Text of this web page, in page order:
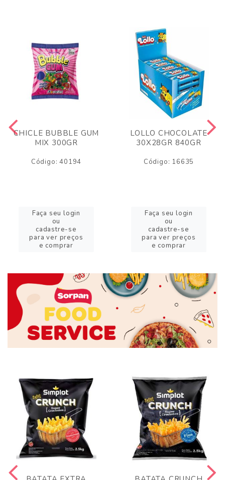
CHICLE BUBBLE GUM
MIX 300GR
Código: 40194
Faça seu login
ou
cadastre-se
para ver preços
e comprar
LOLLO CHOCOLATE
30X28GR 840GR
Código: 16635
Faça seu login
ou
cadastre-se
para ver preços
e comprar